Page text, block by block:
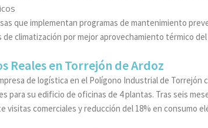
que implementan programas de mantenimiento
de climatización por mejor aprovechamiento térmico del
Reales en Torrejón de Ardoz
de logística en el Polígono Industrial de
para su edificio de oficinas de 4 plantas. Tras seis
visitas comerciales y reducción del 18% en consumo